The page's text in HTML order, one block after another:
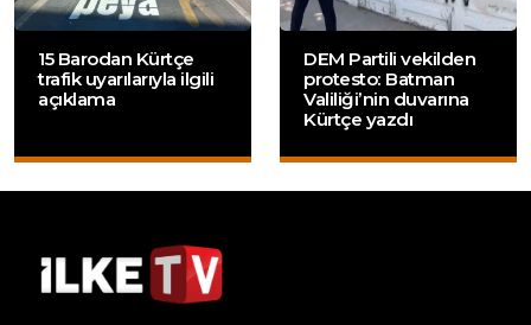
15 Barodan Kürtçe
trafik uyarılarıyla ilgili
açıklama
DEM Partili vekilden
protesto: Batman
Valiliği’nin duvarına
Kürtçe yazdı